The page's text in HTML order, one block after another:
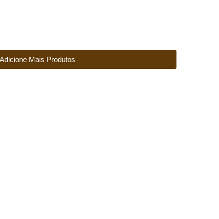
Adicione Mais Produtos